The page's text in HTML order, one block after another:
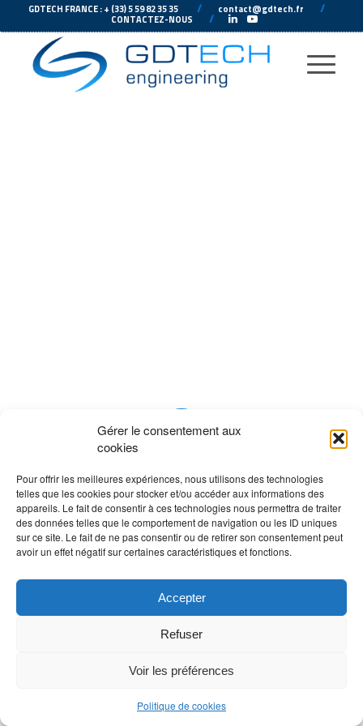
Gérer le consentement aux
cookies
Pour offrir les meilleures expériences, nous utilisons des technologies
telles que les cookies pour stocker et/ou accéder aux informations des
appareils. Le fait de consentir à ces technologies nous permettra de traiter
des données telles que le comportement de navigation ou les ID uniques
sur ce site. Le fait de ne pas consentir ou de retirer son consentement peut
avoir un effet négatif sur certaines caractéristiques et fonctions.
Accepter
Refuser
Voir les préférences
Politique de cookies
GDTECH FRANCE : + (33) 5 59 82 35 35 //--- contact@gdtech.fr //--
CONTACTEZ-NOUS ---// ---
0
Laisser un commentaire
Rejoindre la discussion?
N’hésitez pas à contribuer !